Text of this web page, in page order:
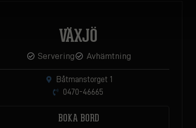
VÄXJÖ
Servering Avhämtning
Båtmanstorget 1
0470-46665
BOKA BORD